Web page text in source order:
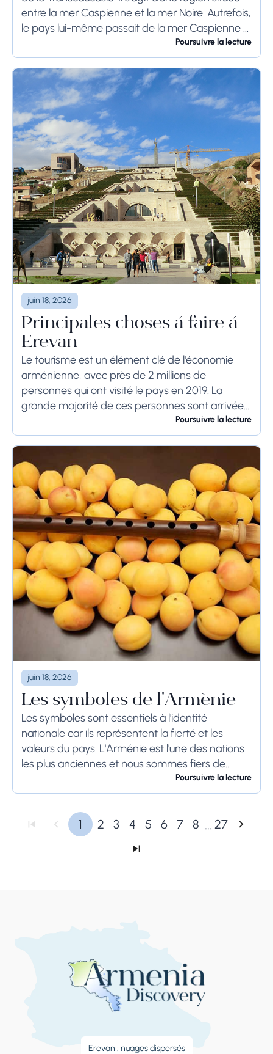
entre la mer Caspienne et la mer Noire. Autrefois,
le pays lui-même passait de la mer Caspienne à
Poursuivre la lecture
juin 18, 2026
Principales choses à faire à
Erevan
Le tourisme est un élément clé de l'économie
arménienne, avec près de 2 millions de
personnes qui ont visité le pays en 2019. La
grande majorité de ces personnes sont arrivées
de Russie, d'Iran, des États-Unis...Poursuivre la lecture
juin 18, 2026
Les symboles de l'Arménie
Les symboles sont essentiels à l'identité
nationale car ils représentent la fierté et les
valeurs du pays. L'Arménie est l'une des nations
les plus anciennes et nous sommes fiers de
beaucoup de choses. Jetons un coup...Poursuivre la lecture
1 2 3 4 5 6 7 8 ... 27
Erevan : nuages ​​dispersés